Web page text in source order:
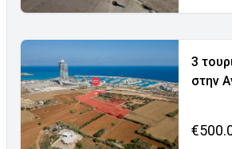
3
στην